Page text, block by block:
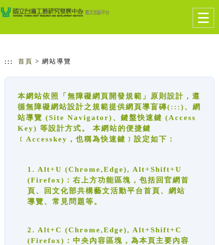
跳到主要內容
網站導覽
::: 首頁 > 網站導覽
本網站依照「無障礙網頁開發規範」原則設計，遵
循無障礙網站設計之規範提供網頁導盲磚(:::)、網
站導覽 (Site Navigator)、鍵盤快速鍵 (Access
Key) 等設計方式。 本網站的便捷鍵
﹝Accesskey，也稱為快速鍵﹞設定如下：
1. Alt+U (Chrome,Edge), Alt+Shift+U
(Firefox)：右上方功能區塊，包括回官網首
頁、回文化部共構藝文活動平台首頁、網站
導覽、常見問題等。
2. Alt+C (Chrome,Edge), Alt+Shift+C
(Firefox)：中央內容區塊，為本頁主要內容